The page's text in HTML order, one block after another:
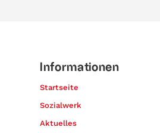
Informationen
Startseite
Sozialwerk
Aktuelles